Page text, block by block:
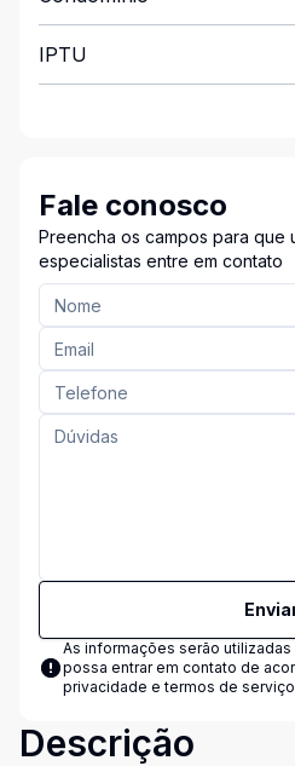
IPTU
Fale conosco
Preencha os campos para que
especialistas entre em contato
As informações serão
possa entrar em contato de
privacidade e termos de serviço
Descrição